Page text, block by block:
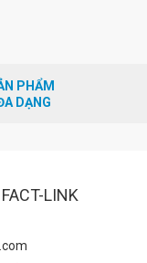
PHẨM
DẠNG
LINK